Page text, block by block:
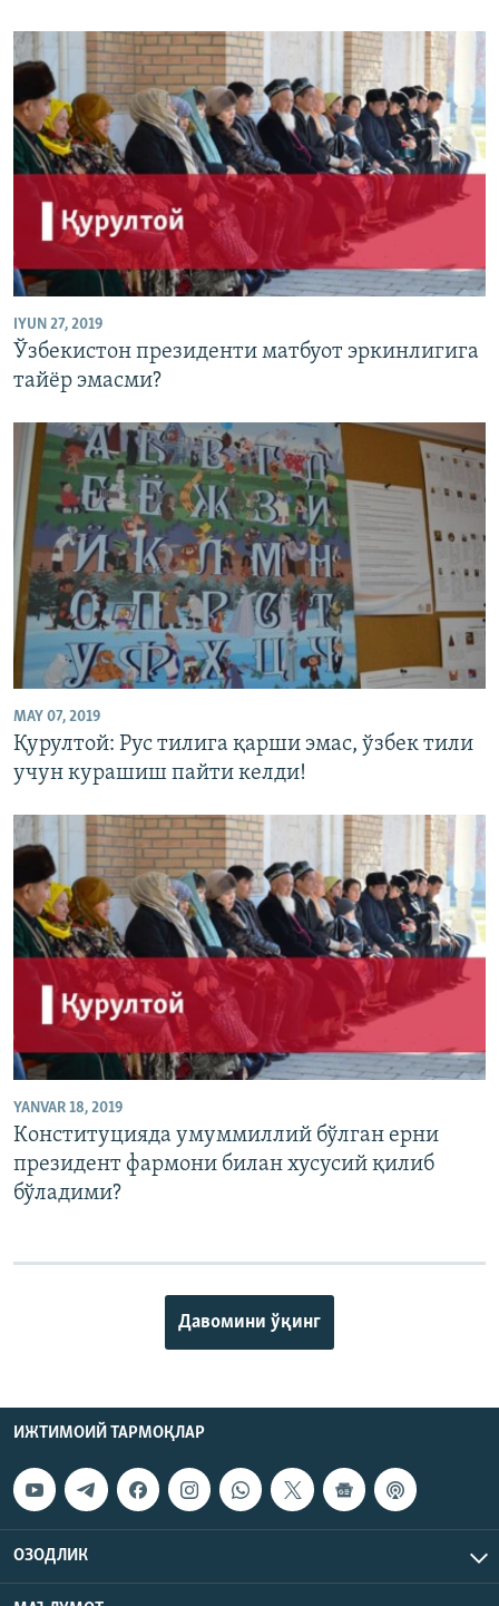
IYUN 27, 2019
Ўзбекистон президенти матбуот эркинлигига
тайëр эмасми?
MAY 07, 2019
Қурултой: Рус тилига қарши эмас, ўзбек тили
учун курашиш пайти келди!
YANVAR 18, 2019
Конституцияда умуммиллий бўлган ерни
президент фармони билан хусусий қилиб
бўладими?
Давомини ўқинг
ИЖТИМОИЙ ТАРМОҚЛАР
ОЗОДЛИК